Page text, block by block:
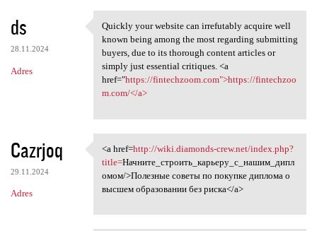
ds
28.11.2024
Adres
Quickly your website can
Quickly your website can irrefutably acquire well
known being among the most regarding submitting
buyers, due to its thorough content articles or
simply just essential critiques. <a
href="https://fintechzoom.com">https://fintechzoo
m.com/</a>
Cazrjoq
29.11.2024
Adres
<a href=http://wiki.diamonds
<a href=http://wiki.diamonds-crew.net/index.php?
title=Начните_строить_карьеру_с_нашим_дипл
омом/>Полезные советы по покупке диплома о
высшем образовании без риска</a>